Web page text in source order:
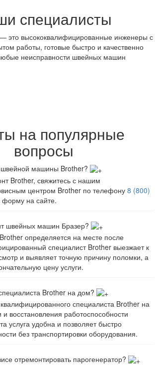
специалисты
это высококвалифицированные инженеры с
работы, готовые быстро и качественно
неисправности швейных машин
на популярные
вопросы
швейной машины Brother?
Brother, свяжитесь с нашим
центром Brother по телефону 8 (800)
форму на сайте.
швейных машин Бразер?
определяется на месте после
специалист Brother выезжает к
и выявляет точную причину поломки, а
цену услуги.
Brother на дом?
специалиста Brother на
восстановления работоспособности
услуга удобна и позволяет быстро
без транспортировки оборудования.
отремонтировать парогенератор?